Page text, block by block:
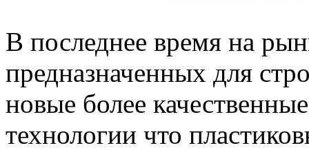
В последнее время на
предназначенных для
новые более
технологии что